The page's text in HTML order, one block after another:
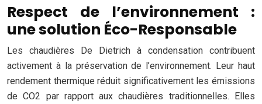
Respect de l’environnement :
une solution Éco-Responsable
Les chaudières De Dietrich à condensation contribuent
activement à la préservation de l’environnement. Leur haut
rendement thermique réduit significativement les émissions
de CO2 par rapport aux chaudières traditionnelles. Elles